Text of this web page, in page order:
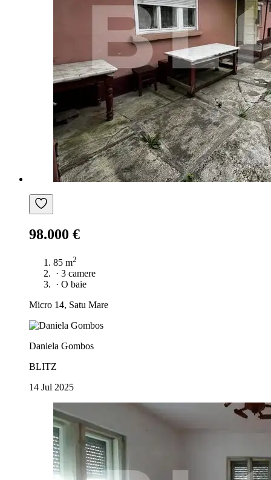
98.000 €
85 m2
· 3 camere
· O baie
Micro 14, Satu Mare
Daniela Gombos
BLITZ
14 Jul 2025